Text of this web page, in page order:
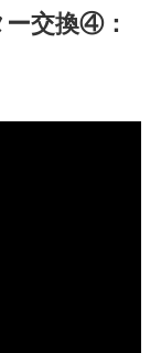
交換④：